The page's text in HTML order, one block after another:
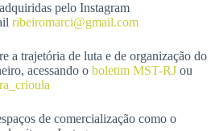
pelo Instagram
ribeiromarci@gmail.com
a trajetória de luta e de organização do
acessando o boletim MST-RJ ou
de comercialização como o